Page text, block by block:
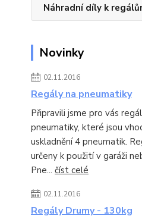
Náhradní díly k
Novinky
02.11.2016
Regály na pneumatiky
Připravili jsme pro vás
pneumatiky, které jsou
uskladnění 4 pneumatik.
určeny k použití v garáži
Pne... číst celé
02.11.2016
Regály Drumy - 130kg